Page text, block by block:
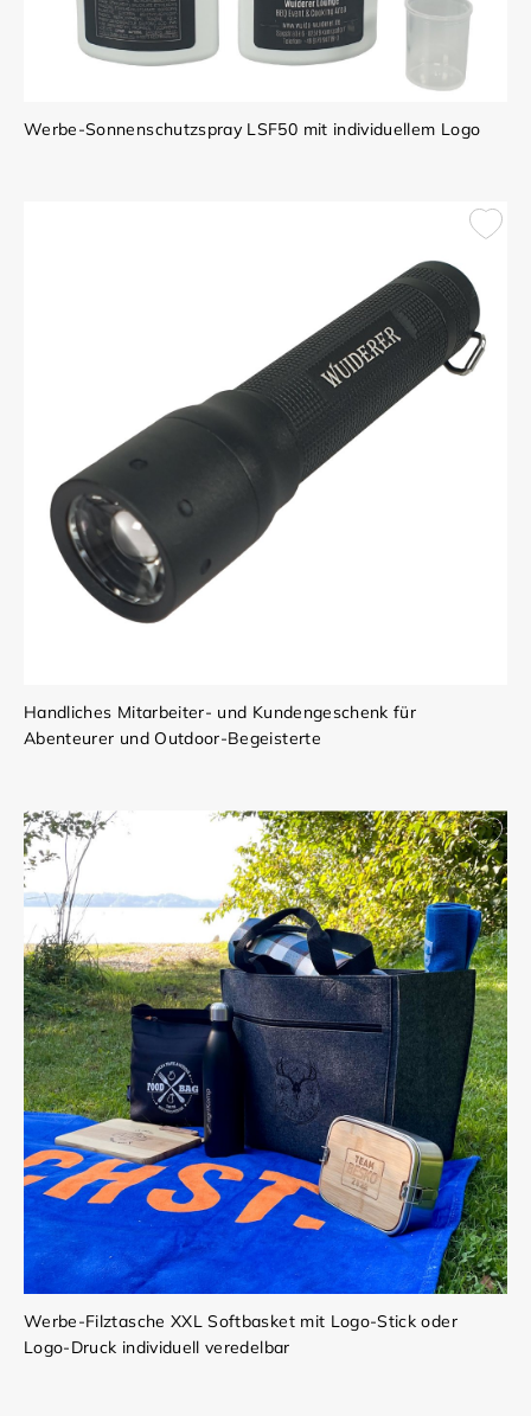
Werbe-Sonnenschutzspray LSF50 mit individuellem Logo
Handliches Mitarbeiter- und Kundengeschenk für
Abenteurer und Outdoor-Begeisterte
Werbe-Filztasche XXL Softbasket mit Logo-Stick oder
Logo-Druck individuell veredelbar